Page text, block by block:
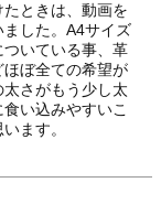
ときは、動画を
した。A4サイズ
いている事、革
ぼ全ての希望が
さがもう少し太
い込みやすいこ
ます。